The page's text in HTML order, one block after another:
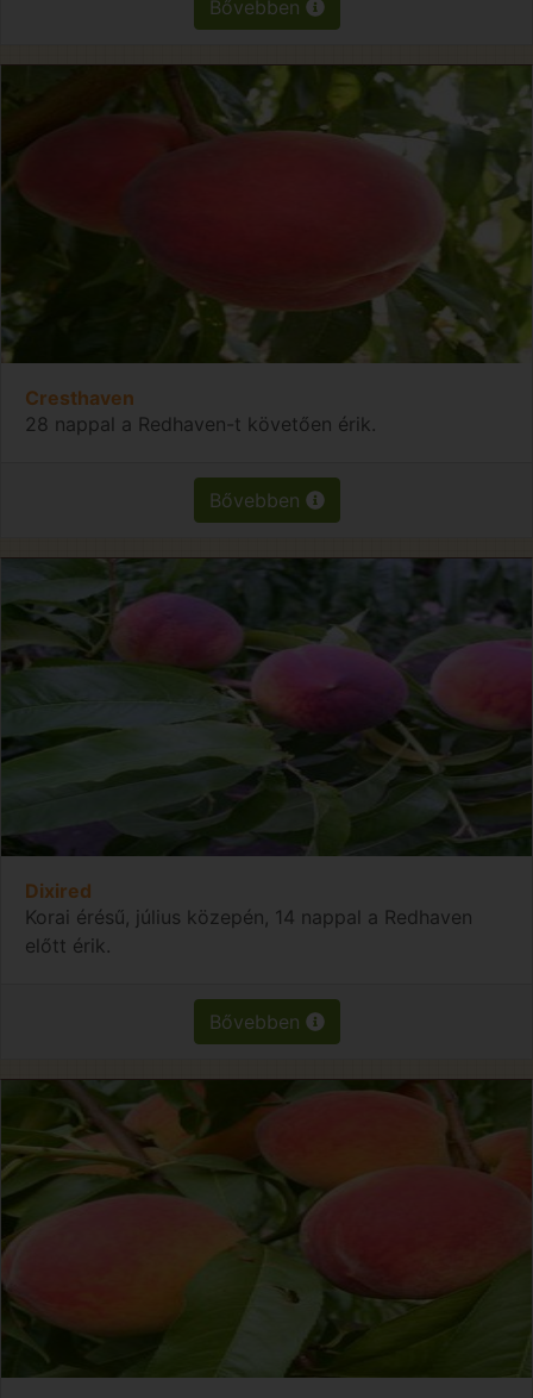
Bővebben
Cresthaven
28 nappal a Redhaven-t követően érik.
Bővebben
Dixired
Korai érésű, július közepén, 14 nappal a Redhaven
előtt érik.
Bővebben